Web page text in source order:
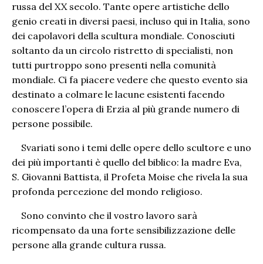
russa del XX secolo. Tante opere artistiche dello
genio creati in diversi paesi, incluso qui in Italia, sono
dei capolavori della scultura mondiale. Conosciuti
soltanto da un circolo ristretto di specialisti, non
tutti purtroppo sono presenti nella comunità
mondiale. Ci fa piacere vedere che questo evento sia
destinato a colmare le lacune esistenti facendo
conoscere l’opera di Erzia al più grande numero di
persone possibile.
Svariati sono i temi delle opere dello scultore e uno
dei più importanti è quello del biblico: la madre Eva,
S. Giovanni Battista, il Profeta Moise che rivela la sua
profonda percezione del mondo religioso.
Sono convinto che il vostro lavoro sarà
ricompensato da una forte sensibilizzazione delle
persone alla grande cultura russa.